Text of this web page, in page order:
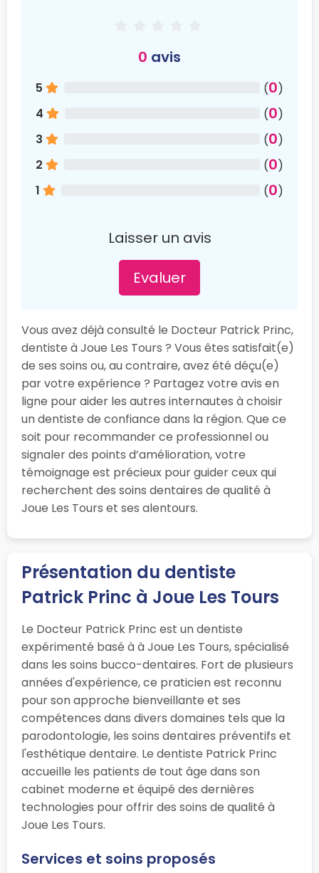
0 avis
5 (0)
4
(0)
3
(0)
2
(0)
1
(0)
Laisser un avis
Evaluer
Vous avez déjà consulté le Docteur Patrick Princ,
dentiste à Joue Les Tours ? Vous êtes satisfait(e)
de ses soins ou, au contraire, avez été déçu(e)
par votre expérience ? Partagez votre avis en
ligne pour aider les autres internautes à choisir
un dentiste de confiance dans la région. Que ce
soit pour recommander ce professionnel ou
signaler des points d’amélioration, votre
témoignage est précieux pour guider ceux qui
recherchent des soins dentaires de qualité à
Joue Les Tours et ses alentours.
Présentation du dentiste
Patrick Princ à Joue Les Tours
Le Docteur Patrick Princ est un dentiste
expérimenté basé à à Joue Les Tours, spécialisé
dans les soins bucco-dentaires. Fort de plusieurs
années d'expérience, ce praticien est reconnu
pour son approche bienveillante et ses
compétences dans divers domaines tels que la
parodontologie, les soins dentaires préventifs et
l'esthétique dentaire. Le dentiste Patrick Princ
accueille les patients de tout âge dans son
cabinet moderne et équipé des dernières
technologies pour offrir des soins de qualité à
Joue Les Tours.
Services et soins proposés